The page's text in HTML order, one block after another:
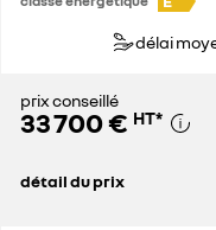
délai
prix conseillé
33 700 € HT*
détail du prix